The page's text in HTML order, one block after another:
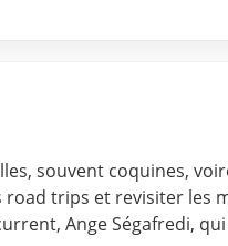
souvent coquines,
road trips et revisiter
Ange Ségafredi,